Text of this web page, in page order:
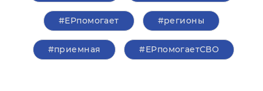
#ЕРпомогает #регионы
#приемная #ЕРпомогаетСВО